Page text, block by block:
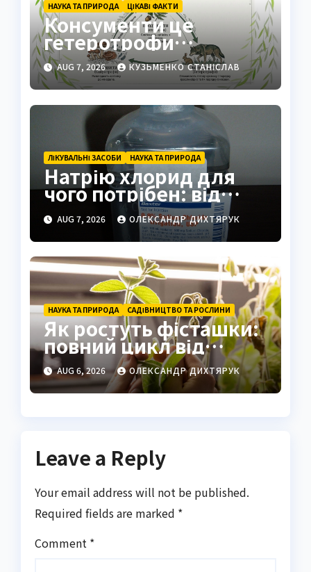
НАУКА ТА ПРИРОДА ЦІКАВІ ФАКТИ
Консументи це
гетеротрофи
екосистеми
AUG 7, 2026 КУЗЬМЕНКО СТАНІСЛАВ
ЛІКУВАЛЬНІ ЗАСОБИ НАУКА ТА ПРИРОДА
Натрію хлорид для
чого потрібен: від
фізрозчину до
промисловості
AUG 7, 2026 ОЛЕКСАНДР ДИХТЯРУК
НАУКА ТА ПРИРОДА САДІВНИЦТВО ТА РОСЛИНИ
Як ростуть фісташки:
повний цикл від
насіння до стиглого
горіха
AUG 6, 2026 ОЛЕКСАНДР ДИХТЯРУК
Leave a Reply
Your email address will not be published.
Required fields are marked *
Comment *